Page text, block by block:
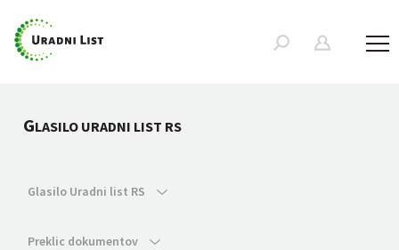
GLASILO URADNI LIST RS
Glasilo Uradni list RS
Preklic dokumentov